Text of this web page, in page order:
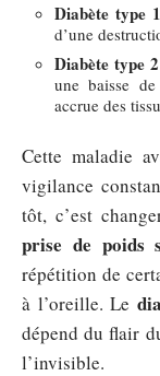
Diabète type 1
d’une
Diabète type 2
une baisse
accrue des
Cette maladie
vigilance
tôt, c’est
prise de poids
répétition de
à l’oreille. Le
dépend du flair
l’invisible.